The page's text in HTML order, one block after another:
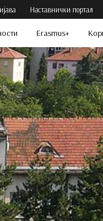
Наставнички портал
Erasmus+